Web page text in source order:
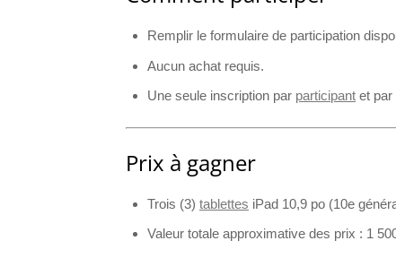
Remplir le formulaire de participation
Aucun achat requis.
Une seule inscription par participant et par
Prix à gagner
Trois (3) tablettes iPad 10,9 po (10e
Valeur totale approximative des prix : 1